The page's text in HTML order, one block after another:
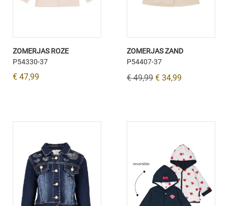
ZOMERJAS ROZE
P54330-37
€ 47,99
ZOMERJAS ZAND
P54407-37
€ 49,99 € 34,99